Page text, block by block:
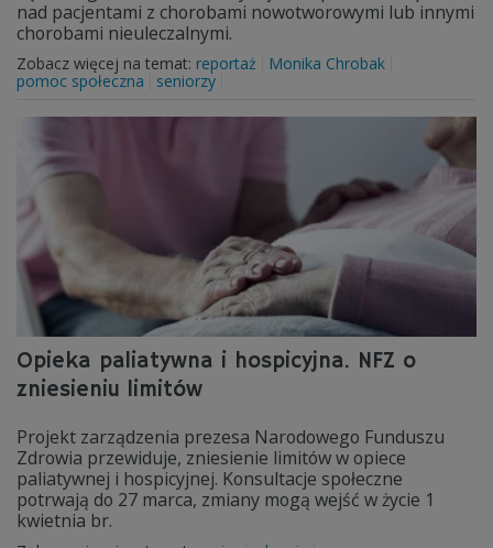
nad pacjentami z chorobami nowotworowymi lub innymi
chorobami nieuleczalnymi.
Zobacz więcej na temat: reportaż
Monika Chrobak
pomoc społeczna
seniorzy
Opieka paliatywna i hospicyjna. NFZ o
zniesieniu limitów
Projekt zarządzenia prezesa Narodowego Funduszu
Zdrowia przewiduje, zniesienie limitów w opiece
paliatywnej i hospicyjnej. Konsultacje społeczne
potrwają do 27 marca, zmiany mogą wejść w życie 1
kwietnia br.